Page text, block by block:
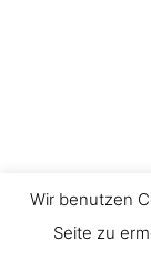
Wir benutzen
Seite zu